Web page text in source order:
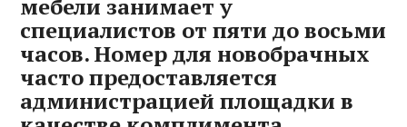
мебели занимает у
специалистов от пяти до восьми
часов. Номер для новобрачных
часто предоставляется
администрацией площадки в